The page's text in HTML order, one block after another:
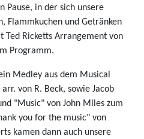
Pause, in der sich unsere
Flammkuchen und Getränken
Ted Ricketts Arrangement von
Programm.
Medley aus dem Musical
von R. Beck, sowie Jacob
"Music" von John Miles zum
you for the music" von
kamen dann auch unsere